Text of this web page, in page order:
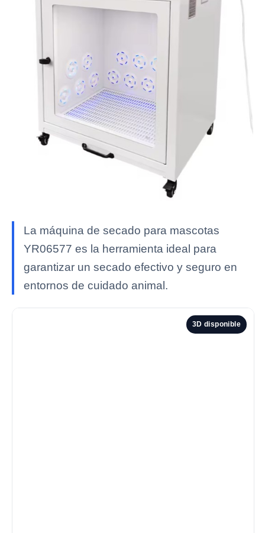
La máquina de secado para mascotas
YR06577 es la herramienta ideal para
garantizar un secado efectivo y seguro en
entornos de cuidado animal.
3D disponible